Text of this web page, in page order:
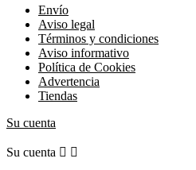
Envío
Aviso legal
Términos y condiciones
Aviso informativo
Política de Cookies
Advertencia
Tiendas
Su cuenta
Su cuenta  